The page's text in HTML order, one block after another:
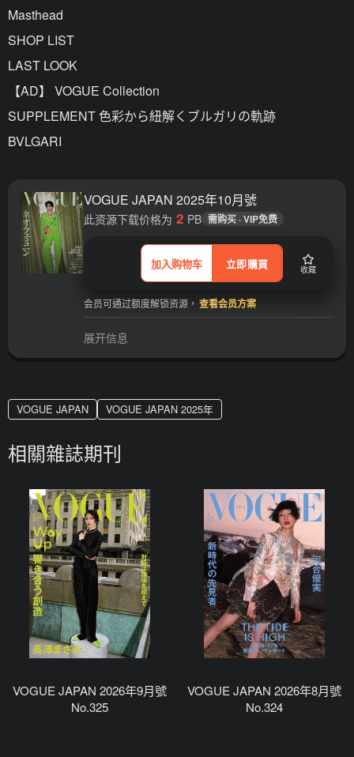
Masthead
SHOP LIST
LAST LOOK
【AD】 VOGUE Collection
SUPPLEMENT 色彩から紐解くブルガリの軌跡
BVLGARI
VOGUE JAPAN 2025年10月號
加入购物车 立即購買 收藏
此资源下载价格为 2 PB 需购买 · VIP免费
会员可通过额度解锁资源， 查看会员方案
展开信息
VOGUE JAPAN VOGUE JAPAN 2025年
相關雜誌期刊
VOGUE JAPAN 2026年9月號
No.325
VOGUE JAPAN 2026年8月號
No.324